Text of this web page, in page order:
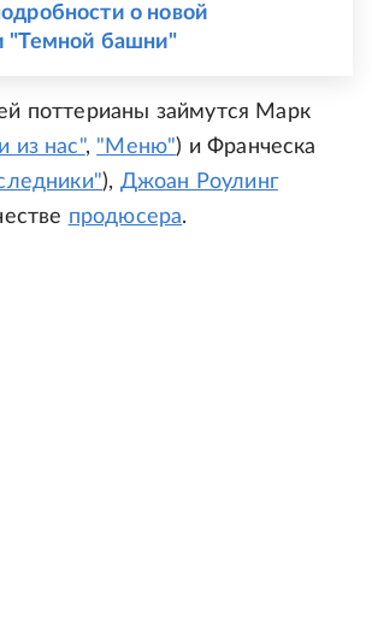
о новой
"Темной башни"
поттерианы займутся Марк
из нас", "Меню") и Франческа
), Джоан Роулинг
продюсера.